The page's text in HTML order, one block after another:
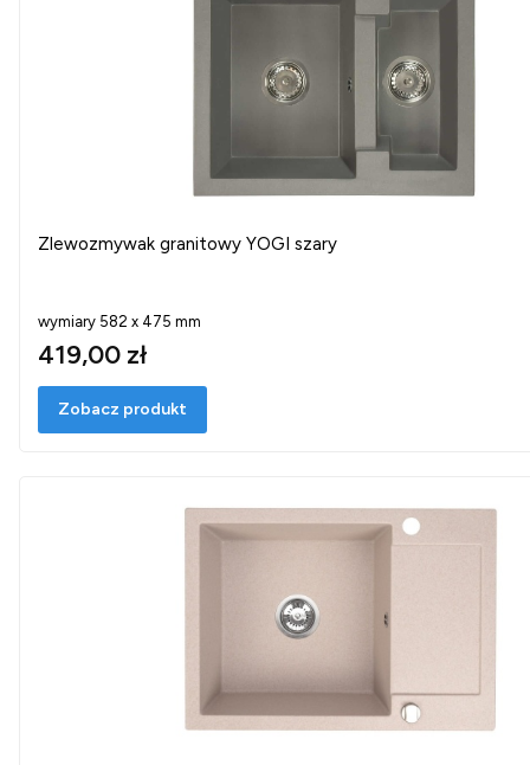
Zlewozmywak granitowy YOGI szary
wymiary 582 x 475 mm
419,00 zł
Zobacz produkt